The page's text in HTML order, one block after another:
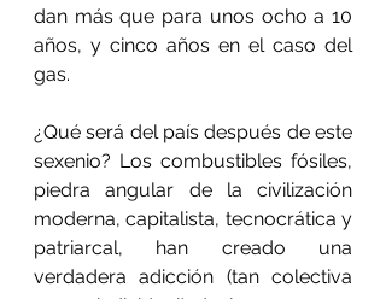
dan más que para unos ocho a 10
años, y cinco años en el caso del
gas.
¿Qué será del país después de este
sexenio? Los combustibles fósiles,
piedra angular de la civilización
moderna, capitalista, tecnocrática y
patriarcal, han creado una
verdadera adicción (tan colectiva